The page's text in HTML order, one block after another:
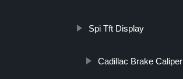
Spi Tft Display
Cadillac Brake Caliper